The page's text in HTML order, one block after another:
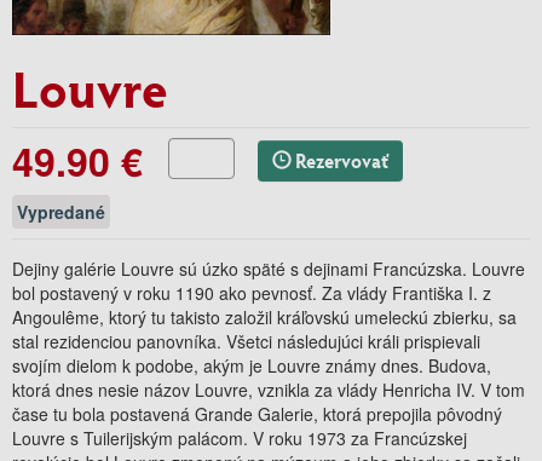
Louvre
49.90 € Rezervovať
Vypredané
Dejiny galérie Louvre sú úzko späté s dejinami Francúzska. Louvre
bol postavený v roku 1190 ako pevnosť. Za vlády Františka I. z
Angoulême, ktorý tu takisto založil kráľovskú umeleckú zbierku, sa
stal rezidenciou panovníka. Všetci následujúci králi prispievali
svojím dielom k podobe, akým je Louvre známy dnes. Budova,
ktorá dnes nesie názov Louvre, vznikla za vlády Henricha IV. V tom
čase tu bola postavená Grande Galerie, ktorá prepojila pôvodný
Louvre s Tuilerijským palácom. V roku 1973 za Francúzskej